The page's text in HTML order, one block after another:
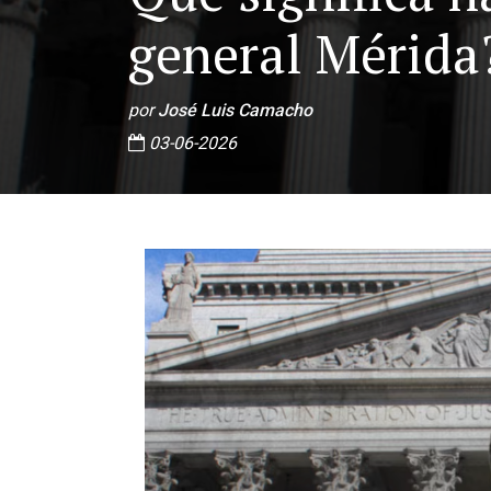
general
porJosé Luis Camacho
03-06-2026